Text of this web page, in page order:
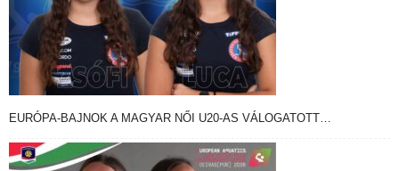
EURÓPA-BAJNOK A MAGYAR NŐI U20-AS VÁLOGATOTT…